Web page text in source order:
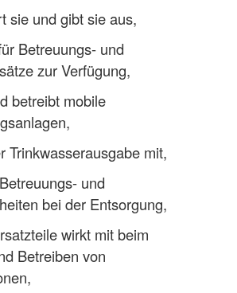
sie und gibt sie aus,
Betreuungs- und
zur Verfügung,
betreibt mobile
Trinkwasserausgabe mit,
und
bei der Entsorgung,
wirkt mit beim
Betreiben von